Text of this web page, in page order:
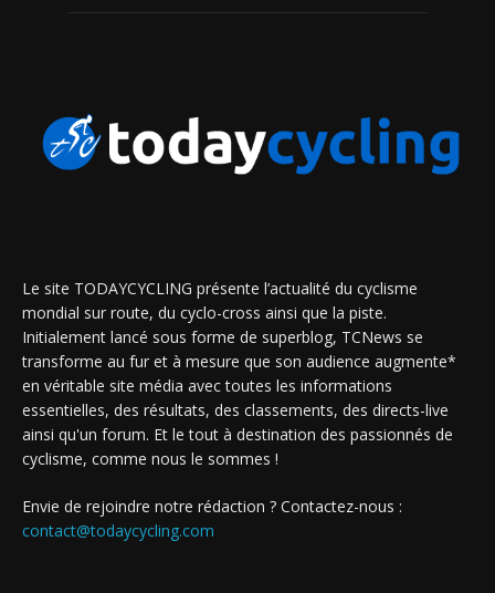
Le site TODAYCYCLING présente l’actualité du cyclisme
mondial sur route, du cyclo-cross ainsi que la piste.
Initialement lancé sous forme de superblog, TCNews se
transforme au fur et à mesure que son audience augmente*
en véritable site média avec toutes les informations
essentielles, des résultats, des classements, des directs-live
ainsi qu'un forum. Et le tout à destination des passionnés de
cyclisme, comme nous le sommes !
Envie de rejoindre notre rédaction ? Contactez-nous :
contact@todaycycling.com